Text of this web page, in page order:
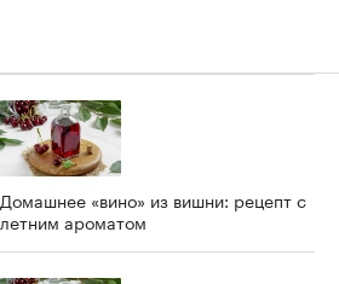
Домашнее «вино» из вишни: рецепт с
летним ароматом